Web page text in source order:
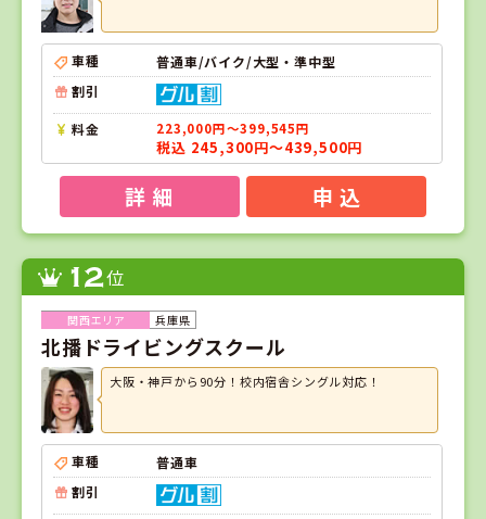
車種
普通車/バイク/大型・準中型
割引
料金 223,000円～399,545円
税込 245,300円～439,500円
詳 細 申 込
12位
兵庫県
北播ドライビングスクール
大阪・神戸から90分！校内宿舎シングル対応！
車種
普通車
割引